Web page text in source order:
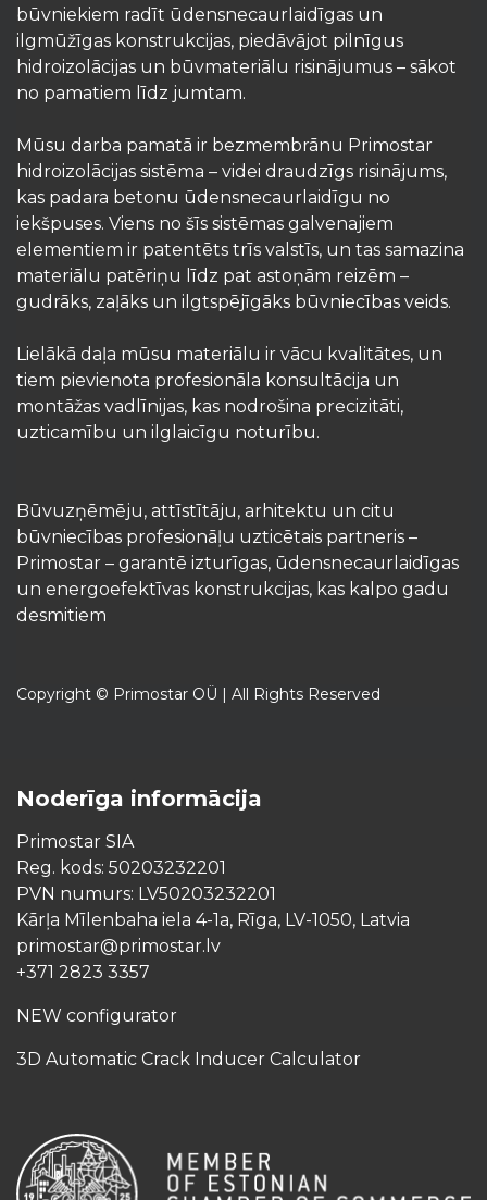
būvniekiem radīt ūdensnecaurlaidīgas un
ilgmūžīgas konstrukcijas, piedāvājot pilnīgus
hidroizolācijas un būvmateriālu risinājumus – sākot
no pamatiem līdz jumtam.
Mūsu darba pamatā ir bezmembrānu Primostar
hidroizolācijas sistēma – videi draudzīgs risinājums,
kas padara betonu ūdensnecaurlaidīgu no
iekšpuses. Viens no šīs sistēmas galvenajiem
elementiem ir patentēts trīs valstīs, un tas samazina
materiālu patēriņu līdz pat astoņām reizēm –
gudrāks, zaļāks un ilgtspējīgāks būvniecības veids.
Lielākā daļa mūsu materiālu ir vācu kvalitātes, un
tiem pievienota profesionāla konsultācija un
montāžas vadlīnijas, kas nodrošina precizitāti,
uzticamību un ilglaicīgu noturību.
Būvuzņēmēju, attīstītāju, arhitektu un citu
būvniecības profesionāļu uzticētais partneris –
Primostar – garantē izturīgas, ūdensnecaurlaidīgas
un energoefektīvas konstrukcijas, kas kalpo gadu
desmitiem
Copyright © Primostar OÜ | All Rights Reserved
Noderīga informācija
Primostar SIA
Reg. kods: 50203232201
PVN numurs: LV50203232201
Kārļa Mīlenbaha iela 4-1a, Rīga, LV-1050, Latvia
primostar@primostar.lv
+371 2823 3357
NEW configurator
3D Automatic Crack Inducer Calculator